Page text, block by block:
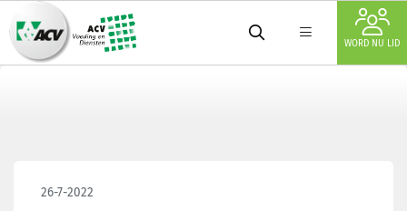
WORD NU LID
26-7-2022